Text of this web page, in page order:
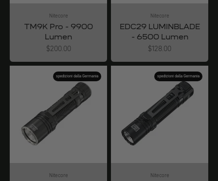
Nitecore
TM9K Pro - 9900
Lumen
Angebot
$200.00
Nitecore
EDC29 LUMINBLADE
- 6500 Lumen
Angebot
$128.00
spedizioni dalla Germania
Nitecore
spedizioni dalla Germania
Nitecore